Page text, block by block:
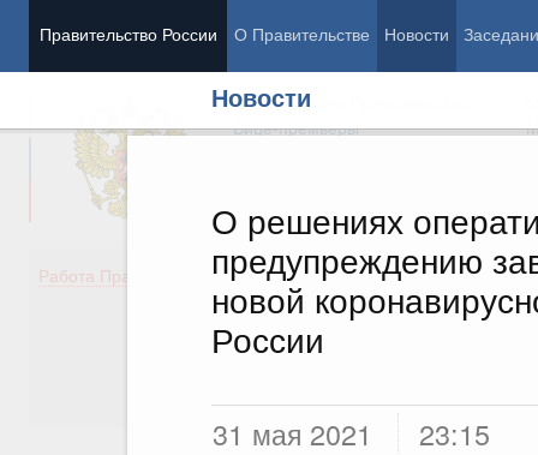
Правительство России О Правительстве Новости
Новости
О решениях
предупреждению
новой
России
31 мая 2021 23:15
Председатель Правительства
Вице-премьеры
Работа Правительства
Демография
Здоровье
Образование
Культура
Государство